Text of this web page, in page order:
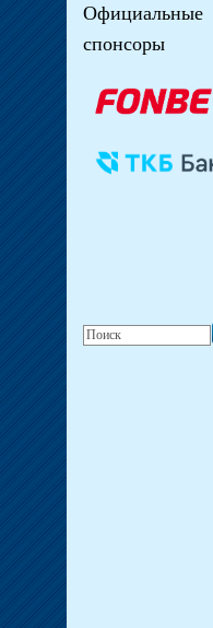
Официальные
спонсоры